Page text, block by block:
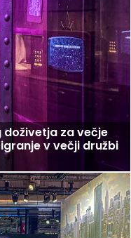
doživetja za večje
v večji družbi